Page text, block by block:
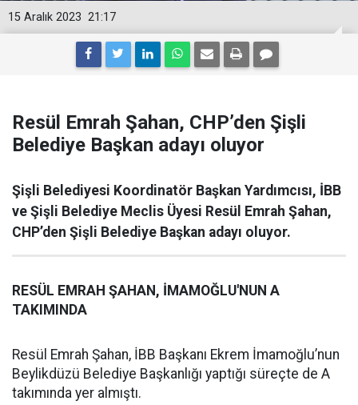
21:17
15 Aralık 2023
Resül Emrah Şahan, CHP’den Şişli
Belediye Başkan adayı oluyor
Şişli Belediyesi Koordinatör Başkan Yardımcısı, İBB
ve Şişli Belediye Meclis Üyesi Resül Emrah Şahan,
CHP’den Şişli Belediye Başkan adayı oluyor.
RESÜL EMRAH ŞAHAN, İMAMOĞLU'NUN A
TAKIMINDA
Resül Emrah Şahan, İBB Başkanı Ekrem İmamoğlu’nun
Beylikdüzü Belediye Başkanlığı yaptığı süreçte de A
takımında yer almıştı.